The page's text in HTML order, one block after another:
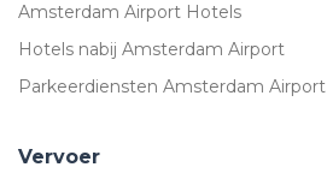
Amsterdam Airport Hotels
Hotels nabij Amsterdam Airport
Parkeerdiensten Amsterdam Airport
Vervoer